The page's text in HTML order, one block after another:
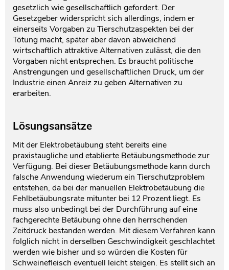
gesetzlich wie gesellschaftlich gefordert. Der
Gesetzgeber widerspricht sich allerdings, indem er
einerseits Vorgaben zu Tierschutzaspekten bei der
Tötung macht, später aber davon abweichend
wirtschaftlich attraktive Alternativen zulässt, die den
Vorgaben nicht entsprechen. Es braucht politische
Anstrengungen und gesellschaftlichen Druck, um der
Industrie einen Anreiz zu geben Alternativen zu
erarbeiten.
Lösungsansätze
Mit der Elektrobetäubung steht bereits eine
praxistaugliche und etablierte Betäubungsmethode zur
Verfügung. Bei dieser Betäubungsmethode kann durch
falsche Anwendung wiederum ein Tierschutzproblem
entstehen, da bei der manuellen Elektrobetäubung die
Fehlbetäubungsrate mitunter bei 12 Prozent liegt. Es
muss also unbedingt bei der Durchführung auf eine
fachgerechte Betäubung ohne den herrschenden
Zeitdruck bestanden werden. Mit diesem Verfahren kann
folglich nicht in derselben Geschwindigkeit geschlachtet
werden wie bisher und so würden die Kosten für
Schweinefleisch eventuell leicht steigen. Es stellt sich an